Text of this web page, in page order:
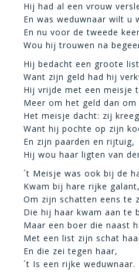
Hij had al een vrouw
En was weduwnaar wilt u
En nu voor de tweede
Wou hij trouwen na
Hij bedacht een groote
Want zijn geld had hij
Hij vrijde met een meisje
Meer om het geld dan om
Het meisje dacht: zij
Want hij pochte op zijn
En zijn paarden en rijtuig,
Hij wou haar ligten van
´t Meisje was ook bij de
Kwam bij hare rijke galant,
Om zijn schatten eens te
Die hij haar kwam aan te
Maar een boer die naast
Met een list zijn schat
En die zei tegen haar,
´t Is een rijke weduwnaar.